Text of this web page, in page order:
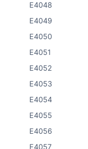
E4048
E4049
E4050
E4051
E4052
E4053
E4054
E4055
E4056
E4057